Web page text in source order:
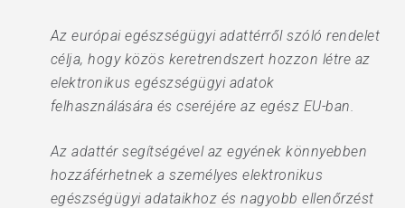
Az európai egészségügyi adattérről szóló rendelet
célja, hogy közös keretrendszert hozzon létre az
elektronikus egészségügyi adatok
felhasználására és cseréjére az egész EU-ban.
Az adattér segítségével az egyének könnyebben
hozzáférhetnek a személyes elektronikus
egészségügyi adataikhoz és nagyobb ellenőrzést